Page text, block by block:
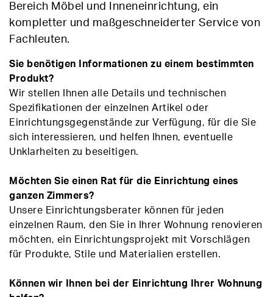
Bereich Möbel und Inneneinrichtung, ein
kompletter und maßgeschneiderter Service von
Fachleuten.
Sie benötigen Informationen zu einem bestimmten
Produkt?
Wir stellen Ihnen alle Details und technischen
Spezifikationen der einzelnen Artikel oder
Einrichtungsgegenstände zur Verfügung, für die Sie
sich interessieren, und helfen Ihnen, eventuelle
Unklarheiten zu beseitigen.
Möchten Sie einen Rat für die Einrichtung eines
ganzen Zimmers?
Unsere Einrichtungsberater können für jeden
einzelnen Raum, den Sie in Ihrer Wohnung renovieren
möchten, ein Einrichtungsprojekt mit Vorschlägen
für Produkte, Stile und Materialien erstellen.
Können wir Ihnen bei der Einrichtung Ihrer Wohnung